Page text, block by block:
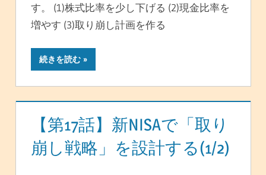
す。 (1)株式比率を少し下げる (2)現金比率を
増やす (3)取り崩し計画を作る
続きを読む
【第17話】新NISAで「取り
崩し戦略」を設計する(1/2)